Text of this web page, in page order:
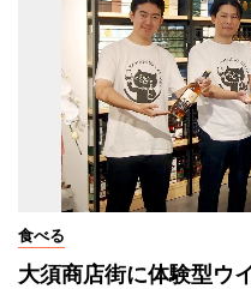
食べる
大須商店街に体験型ウ